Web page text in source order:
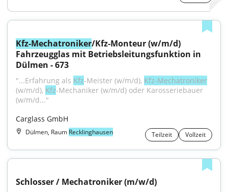
Kfz-Mechatroniker/Kfz-Monteur (w/m/d)
Fahrzeugglas mit Betriebsleitungsfunktion in
Dülmen - 673
"...Erfahrung als Kfz-Meister (w/m/d), Kfz-Mechatroniker
(w/m/d), Kfz-Mechaniker (w/m/d) oder Karosseriebauer
(w/m/d..."
Carglass GmbH
Dülmen, Raum Recklinghausen Teilzeit Vollzeit
Schlosser / Mechatroniker (m/w/d)